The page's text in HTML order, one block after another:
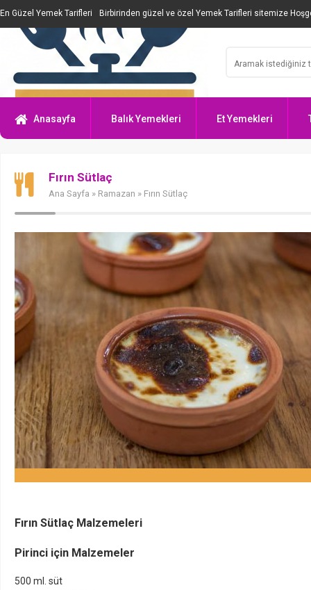
En Güzel Yemek Tarifleri Birbirinden güzel ve özel Yemek Tarifleri sitemize
Anasayfa Balık Yemekleri Et Yemekleri
Fırın Sütlaç
Ana Sayfa » Ramazan » Fırın Sütlaç
Fırın Sütlaç Malzemeleri
Pirinci için Malzemeler
500 ml. süt